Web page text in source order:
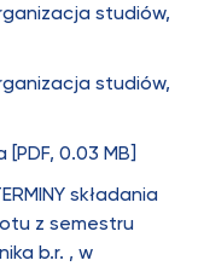
studiów,
studiów,
0.03 MB]
składania
z semestru
b.r. , w